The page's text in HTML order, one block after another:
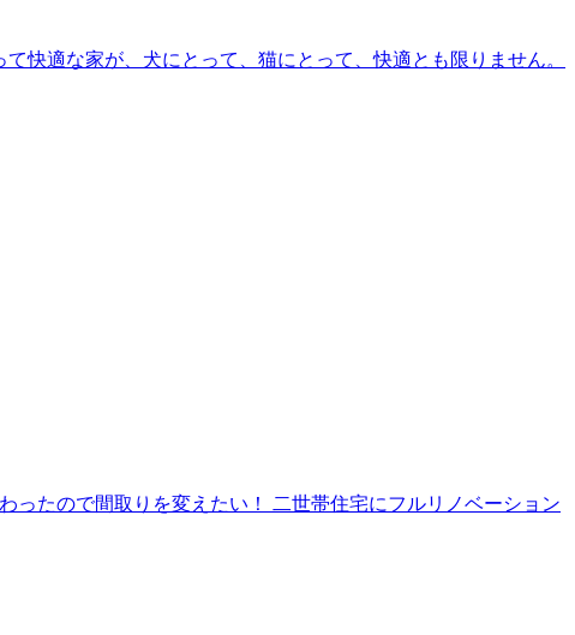
快適な家が、犬にとって、猫にとって、快適とも限りません。
たので間取りを変えたい！ 二世帯住宅にフルリノベーション